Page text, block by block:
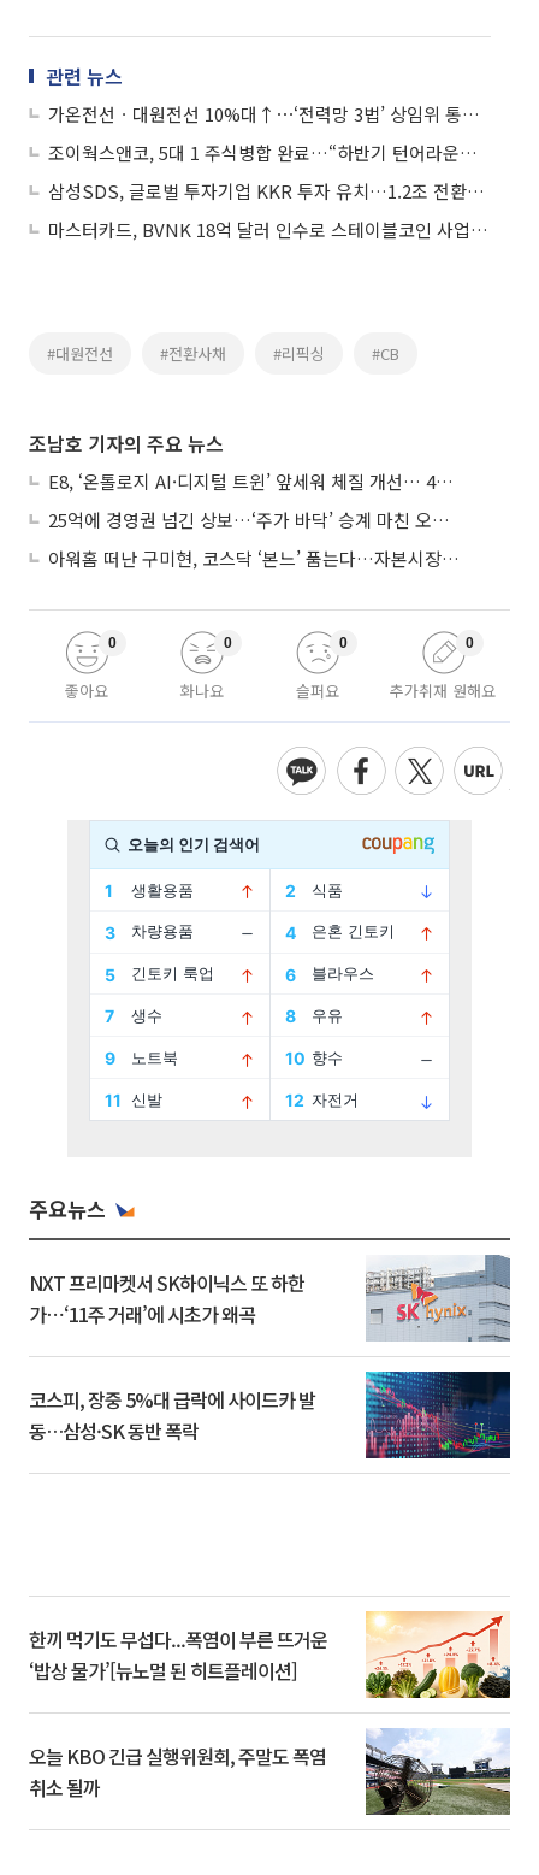
관련 뉴스
가온전선ㆍ대원전선 10%대↑⋯‘전력망 3법’ 상임위 통과에 전선주 급등
조이웍스앤코, 5대 1 주식병합 완료…“하반기 턴어라운드 예고”
삼성SDS, 글로벌 투자기업 KKR 투자 유치…1.2조 전환사채 발행
마스터카드, BVNK 18억 달러 인수로 스테이블코인 사업 본격 확장
#대원전선 #전환사채 #리픽싱 #CB
조남호 기자의 주요 뉴스
E8, ‘온톨로지 AI·디지털 트윈’ 앞세워 체질 개선… 4분기 흑자전환 총력
25억에 경영권 넘긴 상보…‘주가 바닥’ 승계 마친 오너 2세, 주가 부양 나설까
아워홈 떠난 구미현, 코스닥 ‘본느’ 품는다…자본시장 전면 등판
좋아요
0
화나요
0
슬퍼요
0
추가취재 원해요
0
주요뉴스
NXT 프리마켓서 SK하이닉스 또 하한
가⋯‘11주 거래’에 시초가 왜곡
코스피, 장중 5%대 급락에 사이드카 발
동…삼성·SK 동반 폭락
한끼 먹기도 무섭다...폭염이 부른 뜨거운
‘밥상 물가’[뉴노멀 된 히트플레이션]
오늘 KBO 긴급 실행위원회, 주말도 폭염
취소 될까